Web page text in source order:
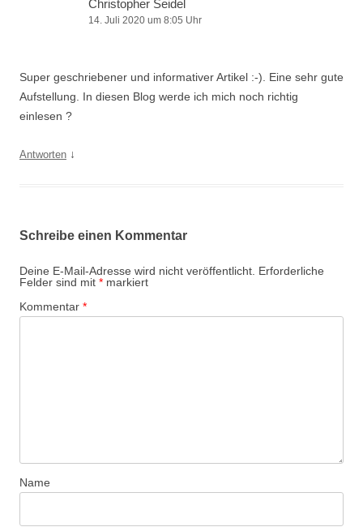
Christopher Seidel
14. Juli 2020 um 8:05 Uhr
Super geschriebener und informativer Artikel :-). Eine sehr gute
Aufstellung. In diesen Blog werde ich mich noch richtig
einlesen ?
Antworten ↓
Schreibe einen Kommentar
Deine E-Mail-Adresse wird nicht veröffentlicht. Erforderliche
Felder sind mit * markiert
Kommentar *
Name